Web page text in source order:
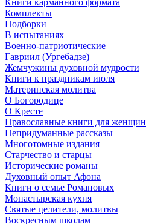
Книги карманного формата
Комплекты
Подборки
В испытаниях
Военно-патриотические
Гавриил (Ургебадзе)
Жемчужины духовной мудрости
Книги к праздникам июля
Материнская молитва
О Богородице
О Кресте
Православные книги для женщин
Непридуманные рассказы
Многотомные издания
Старчество и старцы
Исторические романы
Духовный опыт Афона
Книги о семье Романовых
Монастырская кухня
Святые целители, молитвы
Воскресным школам